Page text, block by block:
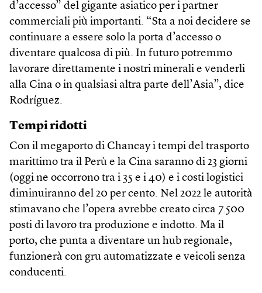
d’accesso” del gigante asiatico per i partner
commerciali più importanti. “Sta a noi decidere se
continuare a essere solo la porta d’accesso o
diventare qualcosa di più. In futuro potremmo
lavorare direttamente i nostri minerali e venderli
alla Cina o in qualsiasi altra parte dell’Asia”, dice
Rodríguez.
Tempi ridotti
Con il megaporto di Chancay i tempi del trasporto
marittimo tra il Perù e la Cina saranno di 23 giorni
(oggi ne occorrono tra i 35 e i 40) e i costi logistici
diminuiranno del 20 per cento. Nel 2022 le autorità
stimavano che l’opera avrebbe creato circa 7.500
posti di lavoro tra produzione e indotto. Ma il
porto, che punta a diventare un hub regionale,
funzionerà con gru automatizzate e veicoli senza
conducenti.